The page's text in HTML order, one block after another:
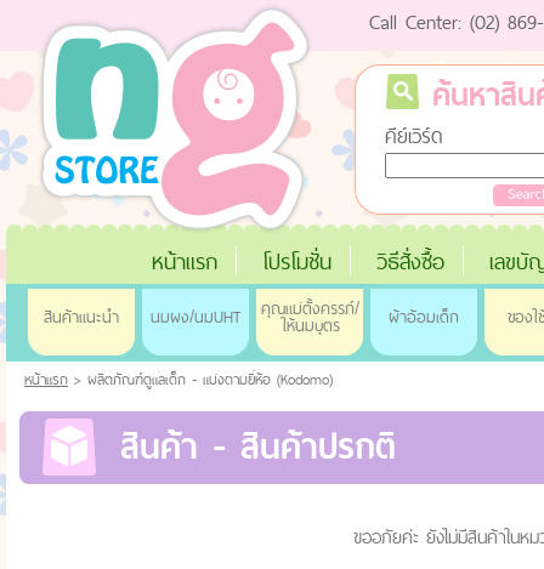
Call Center: (02)
ค้นหาสิน
คีย์เวิร์ด
หน้าแรก โปรโมชั่น วิธีสั่งซื้อ เลขบั
สินค้าแนะนำ นมผง/นมUHT คุณแม่ตั้งครรภ์/
ให้นมบุตร ผ้าอ้อมเด็ก ของใ
หน้าแรก > ผลิตภัณฑ์ดูแลเด็ก - แบ่งตามยี่ห้อ (Kodomo)
สินค้า - สินค้าปรกติ
ขออภัยค่ะ ยังไม่มีสินค้าในห